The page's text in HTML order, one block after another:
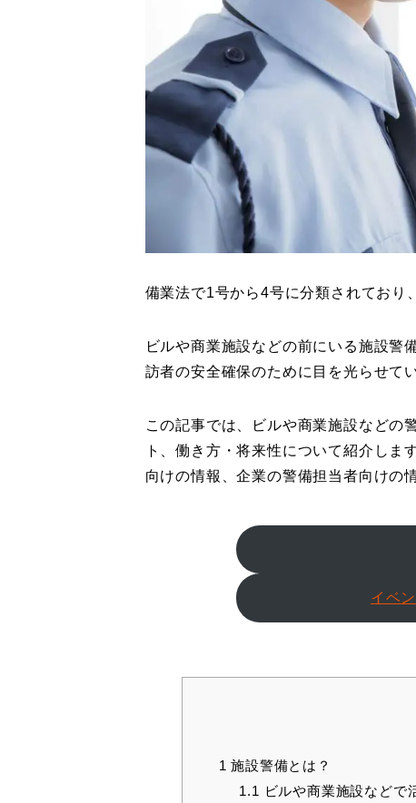
備業法で1号から4号に分類されており
ビルや商業施設などの前にいる施設警
訪者の安全確保のために目を光らせて
この記事では、ビルや商業施設などの
ト、働き方・将来性について紹介し
向けの情報、企業の警備担当者向けの
イベ
1 施設警備とは？
1.1 ビルや商業施設などで